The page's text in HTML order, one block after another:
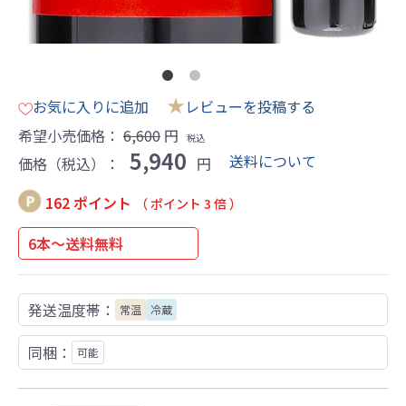
お気に入りに追加 ★レビューを投稿する
希望小売価格： 6,600 円 税込
価格（税込）： 5,940 円
送料について
162 ポイント
（ ポイント 3 倍 ）
6本～送料無料
発送温度帯： 常温 冷蔵
同梱： 可能